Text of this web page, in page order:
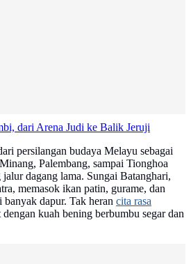
dari Arena Judi ke Balik Jeruji
persilangan budaya Melayu sebagai
Palembang, sampai Tionghoa
dagang lama. Sungai Batanghari,
memasok ikan patin, gurame, dan
dapur. Tak heran cita rasa
kuah bening berbumbu segar dan